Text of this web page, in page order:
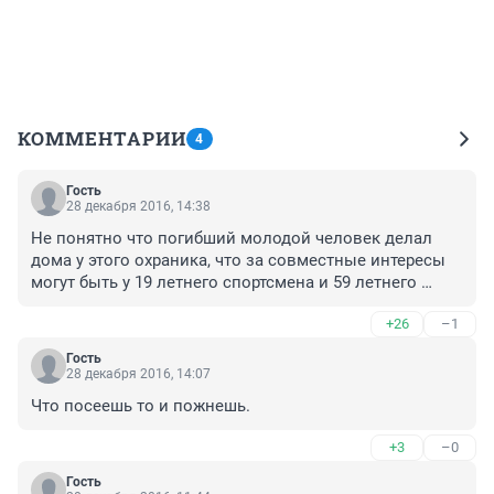
КОММЕНТАРИИ 4
Гость
28 декабря 2016, 14:38
Не понятно что погибший молодой человек делал
дома у этого охраника, что за совместные интересы
могут быть у 19 летнего спортсмена и 59 летнего
+26 –1
Гость
28 декабря 2016, 14:07
Что посеешь то и пожнешь.
+3 –0
Гость